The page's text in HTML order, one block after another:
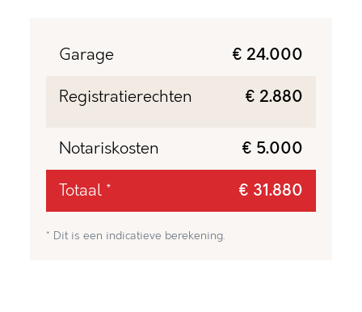
Garage
€ 24.000
Registratierechten
€ 2.880
Notariskosten
€ 5.000
Totaal *
€ 31.880
* Dit is een indicatieve berekening.